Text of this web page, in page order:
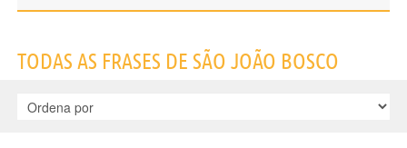
TODAS AS FRASES DE SÃO JOÃO BOSCO